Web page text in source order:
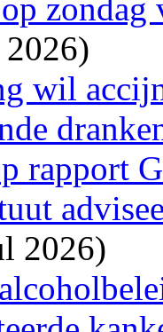
wil
rapport
2026)